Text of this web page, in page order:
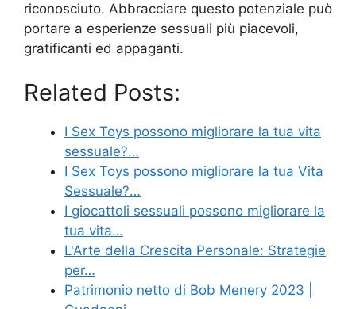
riconosciuto. Abbracciare questo potenziale può
portare a esperienze sessuali più piacevoli,
gratificanti ed appaganti.
Related Posts:
I Sex Toys possono migliorare la tua vita
sessuale?…
I Sex Toys possono migliorare la tua Vita
Sessuale?…
I giocattoli sessuali possono migliorare la
tua vita…
L'Arte della Crescita Personale: Strategie
per…
Patrimonio netto di Bob Menery 2023 |